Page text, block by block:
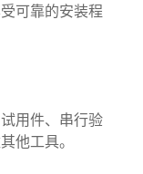
可靠的安装程
用件、串行验
他工具。